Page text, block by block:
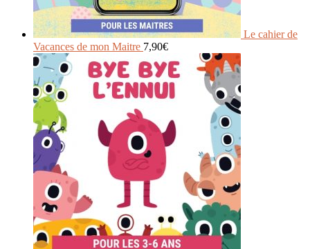
Le cahier de
Vacances de mon Maitre 7,90€